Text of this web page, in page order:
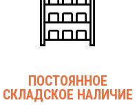
ПОСТОЯННОЕ
СКЛАДСКОЕ НАЛИЧИЕ